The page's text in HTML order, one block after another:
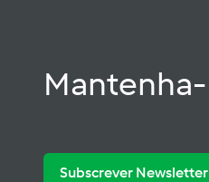
Mantenha-
Subscrever Newsletter